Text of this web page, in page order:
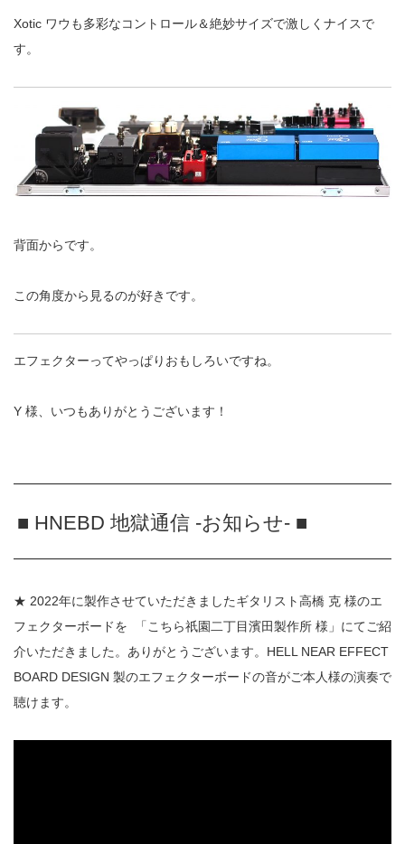
Xotic ワウも多彩なコントロール＆絶妙サイズで激しくナイスで
す。
背面からです。
この角度から見るのが好きです。
エフェクターってやっぱりおもしろいですね。
Y 様、いつもありがとうございます！
■ HNEBD 地獄通信 -お知らせ- ■
★ 2022年に製作させていただきましたギタリスト高橋 克 様のエ
フェクターボードを
「こちら祇園二丁目濱田製作所 様」にてご紹
介いただきました。ありがとうございます。HELL NEAR EFFECT
BOARD DESIGN 製のエフェクターボードの音がご本人様の演奏で
聴けます。